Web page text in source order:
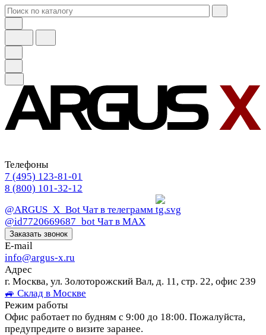
Телефоны
7 (495) 123-81-01
8 (800) 101-32-12
@ARGUS_X_Bot Чат в телеграмм
@id7720669687_bot Чат в МАХ
Заказать звонок
E-mail
info@argus-x.ru
Адрес
г. Москва, ул. Золоторожский Вал, д. 11, стр. 22, офис 239
🚙 Склад в Москве
Режим работы
Офис работает по будням с 9:00 до 18:00. Пожалуйста,
предупредите о визите заранее.